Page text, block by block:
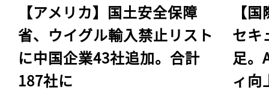
【アメリカ】国土安全保障
省、ウイグル輸入禁止リスト
に中国企業43社追加。合計
187社に
【
セキ
足。
ィ向